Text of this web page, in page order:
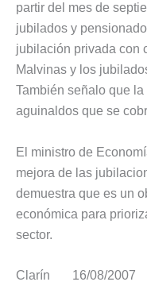
partir del mes de
jubilados y
jubilación privada con
Malvinas y los
También señalo que
aguinaldos que se
El ministro de
mejora de las
demuestra que es un
económica para
sector.
Clarín 16/08/2007